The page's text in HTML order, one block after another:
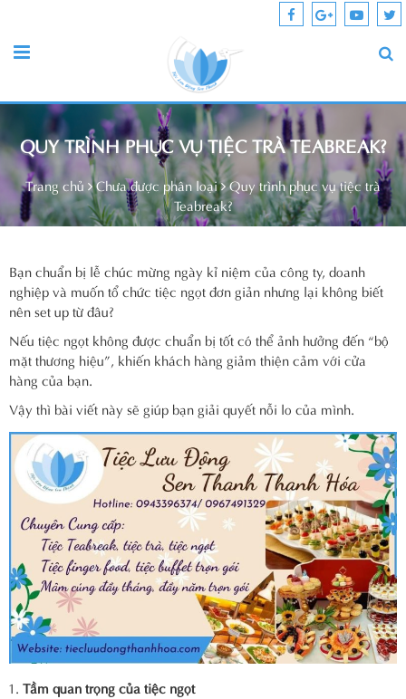
QUY TRÌNH PHỤC VỤ TIỆC TRÀ TEABREAK?
Trang chủ Chưa được phân loại Quy trình phục vụ tiệc trà
Teabreak?
Bạn chuẩn bị lễ chúc mừng ngày kỉ niệm của công ty, doanh
nghiệp và muốn tổ chức tiệc ngọt đơn giản nhưng lại không biết
nên set up từ đâu?
Nếu tiệc ngọt không được chuẩn bị tốt có thể ảnh hưởng đến “bộ
mặt thương hiệu”, khiến khách hàng giảm thiện cảm với cửa
hàng của bạn.
Vậy thì bài viết này sẽ giúp bạn giải quyết nỗi lo của mình.
Tầm quan trọng của tiệc ngọt